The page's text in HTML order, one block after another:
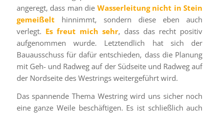
angeregt, dass man die Wasserleitung nicht in Stein
gemeißelt hinnimmt, sondern diese eben auch
verlegt. Es freut mich sehr, dass das recht positiv
aufgenommen wurde. Letztendlich hat sich der
Bauausschuss für dafür entschieden, dass die Planung
mit Geh- und Radweg auf der Südseite und Radweg auf
der Nordseite des Westrings weitergeführt wird.
Das spannende Thema Westring wird uns sicher noch
eine ganze Weile beschäftigen. Es ist schließlich auch